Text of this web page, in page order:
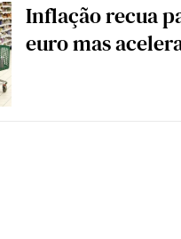
Inflação recua
euro mas